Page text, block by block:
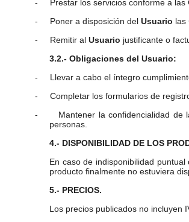
-
Prestar los servicios conforme a
-
Poner a disposición del Usuario las
-
Remitir al Usuario justificante o
3.2.- Obligaciones del Usuario:
-
Llevar a cabo el íntegro
-
Completar los formularios de
-
Mantener la confidencialidad de
personas.
4.- DISPONIBILIDAD DE LOS
En caso de indisponibilidad
producto finalmente no estuviera
5.- PRECIOS.
Los precios publicados no incluyen